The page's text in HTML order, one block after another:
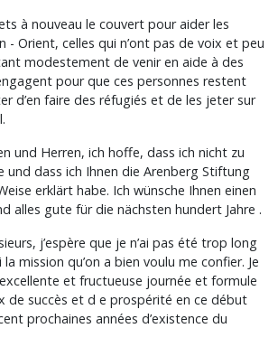
à nouveau le couvert pour aider les
- Orient, celles qui n’ont pas de voix et peu
modestement de venir en aide à des
pour que ces personnes restent
d’en faire des réfugiés et de les jeter sur
und Herren, ich hoffe, dass ich nicht zu
und dass ich Ihnen die Arenberg Stiftung
erklärt habe. Ich wünsche Ihnen einen
alles gute für die nächsten hundert Jahre .
j’espère que je n’ai pas été trop long
mission qu’on a bien voulu me confier. Je
et fructueuse journée et formule
de succès et d e prospérité en ce début
prochaines années d’existence du